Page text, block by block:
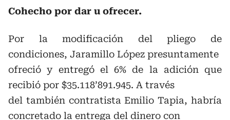
Cohecho por dar u ofrecer.
Por la modificación del pliego de
condiciones, Jaramillo López presuntamente
ofreció y entregó el 6% de la adición que
recibió por $35.118’891.945. A través
del también contratista Emilio Tapia, habría
concretado la entrega del dinero con